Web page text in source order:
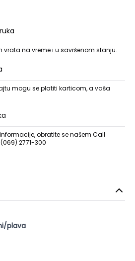
vrata na vreme i u savršenom stanju.
mogu se platiti karticom, a vaša
obratite se našem Call
2771-300
plava